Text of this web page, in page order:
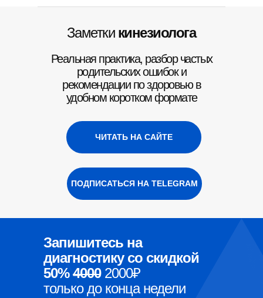
Заметки кинезиолога
Реальная практика, разбор частых
родительских ошибок и
рекомендации по здоровью в
удобном коротком формате
ЧИТАТЬ НА САЙТЕ
ПОДПИСАТЬСЯ НА TELEGRAM
Запишитесь на
диагностику со скидкой
50%4000 2000₽
только до конца недели